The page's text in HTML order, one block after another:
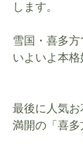
します。
雪国・喜多
いよいよ本格
最後に人気お
満開の「喜多